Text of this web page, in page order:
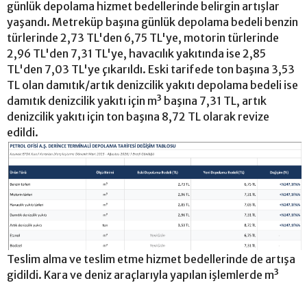
günlük depolama hizmet bedellerinde belirgin artışlar
yaşandı. Metreküp başına günlük depolama bedeli benzin
türlerinde 2,73 TL'den 6,75 TL'ye, motorin türlerinde
2,96 TL'den 7,31 TL'ye, havacılık yakıtında ise 2,85
TL'den 7,03 TL'ye çıkarıldı. Eski tarifede ton başına 3,53
TL olan damıtık/artık denizcilik yakıtı depolama bedeli ise
damıtık denizcilik yakıtı için m³ başına 7,31 TL, artık
denizcilik yakıtı için ton başına 8,72 TL olarak revize
edildi.
Teslim alma ve teslim etme hizmet bedellerinde de artışa
gidildi. Kara ve deniz araçlarıyla yapılan işlemlerde m³